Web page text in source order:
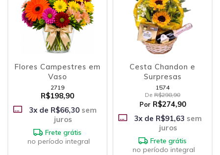
Flores Campestres em
Vaso
2719
R$198,90
3x de R$66,30 sem
juros
Frete grátis
no período integral
Cesta Chandon e
Surpresas
1574
De R$298,90
Por R$274,90
3x de R$91,63 sem
juros
Frete grátis
no período integral